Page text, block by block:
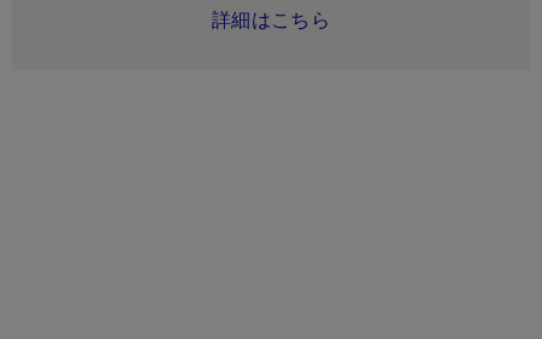
詳細はこちら